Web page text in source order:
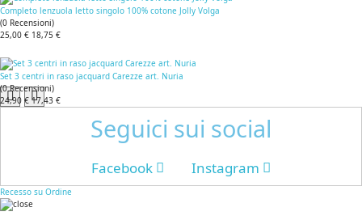
Completo lenzuola letto singolo 100% cotone Jolly Volga
(0 Recensioni)
25,00 € 18,75 €
Set 3 centri in raso jacquard Carezze art. Nuria
(0Recensioni)
24,90 € 17,43 €
Seguici sui social
Facebook Instagram
Recesso su Ordine